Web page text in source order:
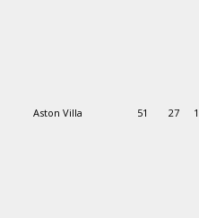
Aston Villa 51 27